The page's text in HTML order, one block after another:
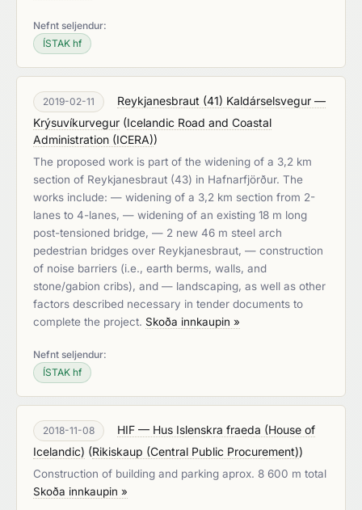
Nefnt seljendur:
ÍSTAK hf
2019-02-11
Reykjanesbraut (41) Kaldárselsvegur —
Krýsuvíkurvegur (Icelandic Road and Coastal
Administration (ICERA))
The proposed work is part of the widening of a 3,2 km
section of Reykjanesbraut (43) in Hafnarfjörður. The
works include: — widening of a 3,2 km section from 2-
lanes to 4-lanes, — widening of an existing 18 m long
post-tensioned bridge, — 2 new 46 m steel arch
pedestrian bridges over Reykjanesbraut, — construction
of noise barriers (i.e., earth berms, walls, and
stone/gabion cribs), and — landscaping, as well as other
factors described necessary in tender documents to
complete the project. Skoða innkaupin »
Nefnt seljendur:
ÍSTAK hf
2018-11-08
HIF — Hus Islenskra fraeda (House of
Icelandic) (Rikiskaup (Central Public Procurement))
Construction of building and parking aprox. 8 600 m total
Skoða innkaupin »